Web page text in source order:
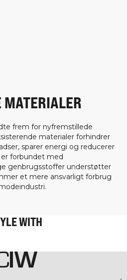
MATERIALER
frem for nyfremstillede
materialer forhindrer
sparer energi og reducerer
forbundet med
genbrugsstoffer understøtter
et mere ansvarligt forbrug
WITH